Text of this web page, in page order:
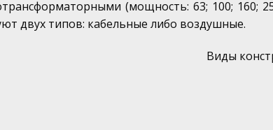
(мощность: 63; 100; 160;
двух типов: кабельные либо воздушные.
Виды